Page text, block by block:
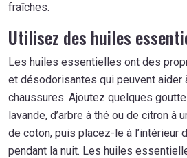
fraîches.
Utilisez des huiles
Les huiles essentielles ont des
et désodorisantes qui peuvent aider
chaussures. Ajoutez quelques
lavande, d’arbre à thé ou de citron à
de coton, puis placez-le à l’intérieur
pendant la nuit. Les huiles